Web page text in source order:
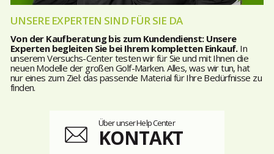
UNSERE EXPERTEN SIND FÜR SIE DA
Von der Kaufberatung bis zum Kundendienst: Unsere
Experten begleiten Sie bei Ihrem kompletten Einkauf.In
unserem Versuchs-Center testen wir für Sie und mit Ihnen die
neuen Modelle der großen Golf-Marken. Alles, was wir tun, hat
nur eines zum Ziel: das passende Material für Ihre Bedürfnisse zu
finden.
Über unser Help Center
KONTAKT